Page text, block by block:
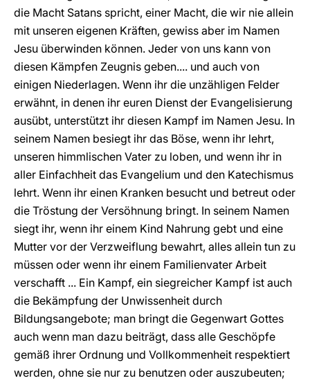
die Macht Satans spricht, einer Macht, die wir nie allein
mit unseren eigenen Kräften, gewiss aber im Namen
Jesu überwinden können. Jeder von uns kann von
diesen Kämpfen Zeugnis geben.... und auch von
einigen Niederlagen. Wenn ihr die unzähligen Felder
erwähnt, in denen ihr euren Dienst der Evangelisierung
ausübt, unterstützt ihr diesen Kampf im Namen Jesu. In
seinem Namen besiegt ihr das Böse, wenn ihr lehrt,
unseren himmlischen Vater zu loben, und wenn ihr in
aller Einfachheit das Evangelium und den Katechismus
lehrt. Wenn ihr einen Kranken besucht und betreut oder
die Tröstung der Versöhnung bringt. In seinem Namen
siegt ihr, wenn ihr einem Kind Nahrung gebt und eine
Mutter vor der Verzweiflung bewahrt, alles allein tun zu
müssen oder wenn ihr einem Familienvater Arbeit
verschafft ... Ein Kampf, ein siegreicher Kampf ist auch
die Bekämpfung der Unwissenheit durch
Bildungsangebote; man bringt die Gegenwart Gottes
auch wenn man dazu beiträgt, dass alle Geschöpfe
gemäß ihrer Ordnung und Vollkommenheit respektiert
werden, ohne sie nur zu benutzen oder auszubeuten;